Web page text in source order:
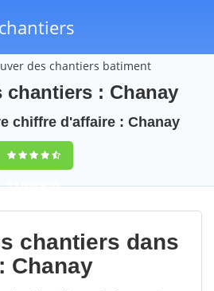
des chantiers batiment
chantiers : Chanay
chiffre d'affaire : Chanay
9,5(100%)39
votes
chantiers dans
Chanay